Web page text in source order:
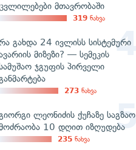
მთავრობაში
319 ნახვა
გახდა 24 ივლისს სისტემური
მიზეზი? — სემეკის
ჯგუფის პირველი
273 ნახვა
ლეონიძის ქუჩაზე საგზაო
10 დღით იზღუდება
235 ნახვა